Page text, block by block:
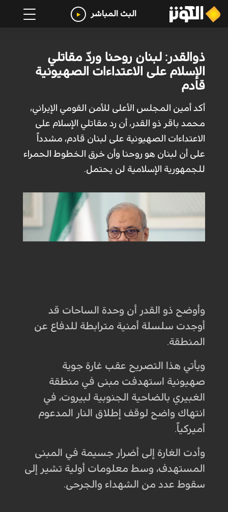
البث المباشر
ذوالقدر: لبنان روحنا وردّ مقاتلي
الإسلام على الاعتداءات الصهيونية
قادم
أكد أمين المجلس الأعلى للأمن القومي الإيراني،
محمد باقر ذو القدر، أن رد مقاتلي الإسلام على
الاعتداءات الصهيونية على لبنان قادم، مشدداً
على أن لبنان هو روحنا وأن خرق الخطوط الحمراء
للجمهورية الإسلامية لن يحتمل.
وأوضح ذو القدر أن وحدة الساحات قد
أوجدت سلسلة أمنية مترابطة للدفاع عن
المنطقة.
ويأتي هذا التصريح عقب غارة جوية
صهيونية استهدفت مبنى في منطقة
الغبيري بالضاحية الجنوبية لبيروت، في
انتهاك واضح لوقف إطلاق النار المدعوم
أميركياً.
وأدت الغارة إلى أضرار جسيمة في المبنى
المستهدف، وسط معلومات أولية تشير إلى
سقوط عدد من الشهداء والجرحى.